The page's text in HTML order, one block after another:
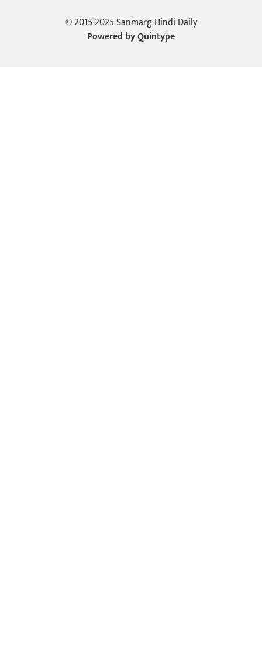
© 2015-2025 Sanmarg Hindi Daily
Powered byQuintype